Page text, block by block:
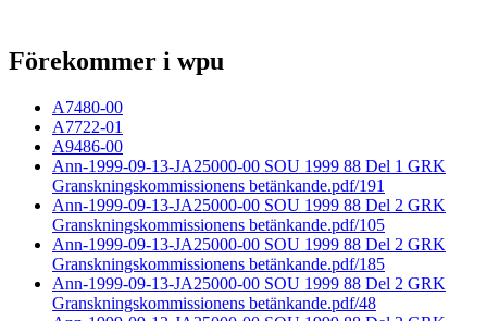
Förekommer i wpu
A7480-00
A7722-01
A9486-00
Ann-1999-09-13-JA25000-00 SOU 1999 88 Del 1 GRK
Granskningskommissionens betänkande.pdf/191
Ann-1999-09-13-JA25000-00 SOU 1999 88 Del 2 GRK
Granskningskommissionens betänkande.pdf/105
Ann-1999-09-13-JA25000-00 SOU 1999 88 Del 2 GRK
Granskningskommissionens betänkande.pdf/185
Ann-1999-09-13-JA25000-00 SOU 1999 88 Del 2 GRK
Granskningskommissionens betänkande.pdf/48